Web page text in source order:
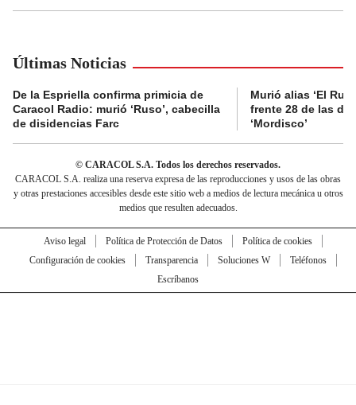
Últimas Noticias
De la Espriella confirma primicia de
Caracol Radio: murió ‘Ruso’, cabecilla
de disidencias Farc
Murió alias ‘El
frente 28 de las
‘Mordisco’
© CARACOL S.A. Todos los derechos reservados.
CARACOL S.A. realiza una reserva expresa de las reproducciones y usos de las obras
y otras prestaciones accesibles desde este sitio web a medios de lectura mecánica u otros
medios que resulten adecuados.
Aviso legal Política de Protección de Datos
Política de cookies
Configuración de cookies
Transparencia Soluciones W
Teléfonos
Escríbanos